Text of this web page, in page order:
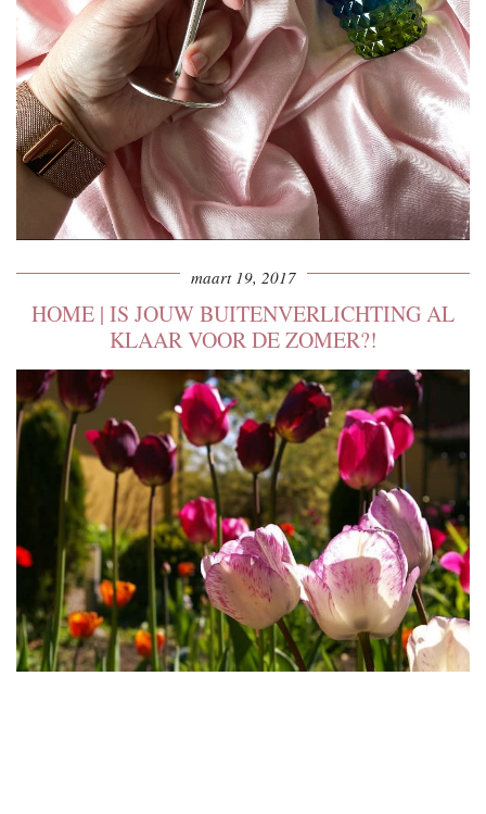
maart 19, 2017
HOME | IS JOUW BUITENVERLICHTING AL
KLAAR VOOR DE ZOMER?!